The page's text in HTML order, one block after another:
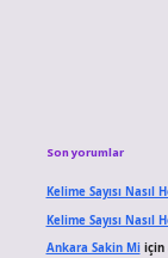
Son yorumlar
Kelime Sayısı Nasıl
Kelime Sayısı Nasıl
Ankara Sakin Miiçin